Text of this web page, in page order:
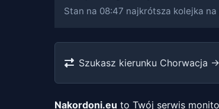
Stan na 08:47 najkrótsza kolejka
Szukasz kierunku Chorwacja
Nakordoni.eu to Twój serwis